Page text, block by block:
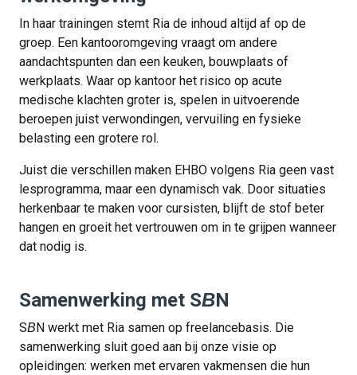
In haar trainingen stemt Ria de inhoud altijd af op de
groep. Een kantooromgeving vraagt om andere
aandachtspunten dan een keuken, bouwplaats of
werkplaats. Waar op kantoor het risico op acute
medische klachten groter is, spelen in uitvoerende
beroepen juist verwondingen, vervuiling en fysieke
belasting een grotere rol.
Juist die verschillen maken EHBO volgens Ria geen vast
lesprogramma, maar een dynamisch vak. Door situaties
herkenbaar te maken voor cursisten, blijft de stof beter
hangen en groeit het vertrouwen om in te grijpen wanneer
dat nodig is.
Samenwerking met SBN
SB N werkt met Ria samen op freelancebasis. Die
samenwerking sluit goed aan bij onze visie op
opleidingen: werken met ervaren vakmensen die hun